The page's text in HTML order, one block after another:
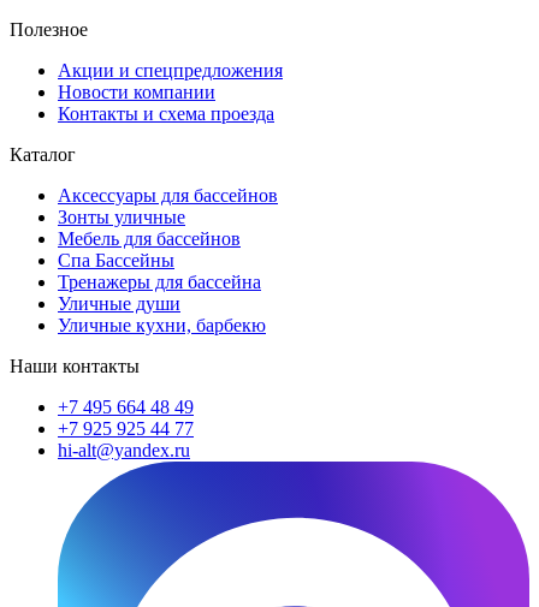
Полезное
Акции и спецпредложения
Новости компании
Контакты и схема проезда
Каталог
Аксессуары для бассейнов
Зонты уличные
Мебель для бассейнов
Спа Бассейны
Тренажеры для бассейна
Уличные души
Уличные кухни, барбекю
Наши контакты
+7 495 664 48 49
+7 925 925 44 77
hi-alt@yandex.ru